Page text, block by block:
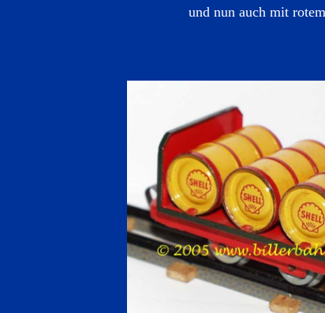
und nun auch mit